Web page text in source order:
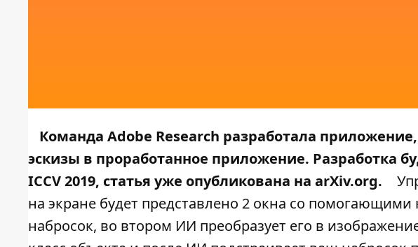
Команда Adobe Research разработала
эскизы в проработанное приложение. Разработка
ICCV 2019, статья уже опубликована на arXiv.org.
на экране будет представлено 2 окна со
набросок, во втором ИИ преобразует его в